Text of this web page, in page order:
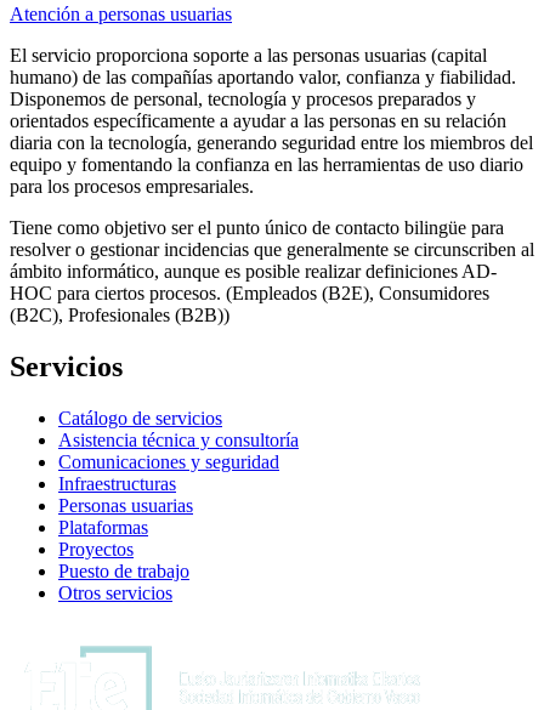
Atención a personas usuarias
El servicio proporciona soporte a las personas usuarias (capital
humano) de las compañías aportando valor, confianza y fiabilidad.
Disponemos de personal, tecnología y procesos preparados y
orientados específicamente a ayudar a las personas en su relación
diaria con la tecnología, generando seguridad entre los miembros del
equipo y fomentando la confianza en las herramientas de uso diario
para los procesos empresariales.
Tiene como objetivo ser el punto único de contacto bilingüe para
resolver o gestionar incidencias que generalmente se circunscriben al
ámbito informático, aunque es posible realizar definiciones AD-
HOC para ciertos procesos. (Empleados (B2E), Consumidores
(B2C), Profesionales (B2B))
Servicios
Catálogo de servicios
Asistencia técnica y consultoría
Comunicaciones y seguridad
Infraestructuras
Personas usuarias
Plataformas
Proyectos
Puesto de trabajo
Otros servicios